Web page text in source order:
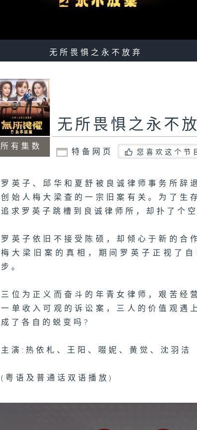
无所畏惧之永不放弃
所有集数
无所畏惧之永不
特备网页 您喜欢这个节
罗英子、邱华和夏舒被良诚律师事务所辞
创始人梅大梁查的一宗旧案有关。为了生
追求罗英子跳槽到良诚律师所，却扑了个空
罗英子依旧不接受陈硕，却倾心于新的合
梅大梁旧案的真相，期间罗英子正视了
步。
三位为正义而奋斗的年青女律师，艰苦经
一单收入可观的诉讼案，三人的价值观遇
成了各自的蜕变吗?
主演:热依札、王阳、啜妮、黄觉、沈羽洁
(粤语及普通话双语播放)